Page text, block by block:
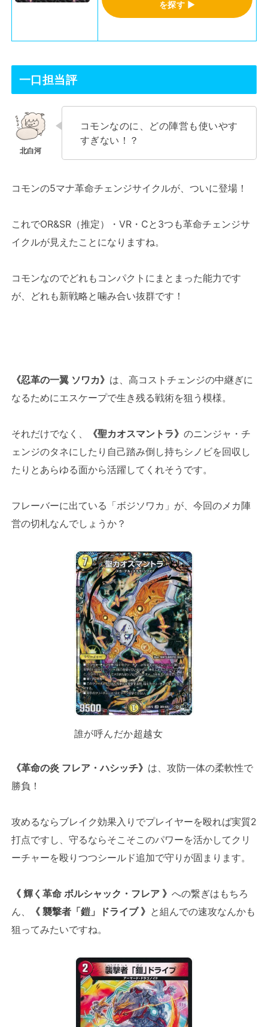
を探す ▶
一口担当評
コモンなのに、どの陣営も使いやす
すぎない！？
コモンの5マナ革命チェンジサイクルが、ついに登場！
これでOR&SR（推定）・VR・Cと3つも革命チェンジサ
イクルが見えたことになりますね。
コモンなのでどれもコンパクトにまとまった能力です
が、どれも新戦略と噛み合い抜群です！
《忍革の一翼 ソワカ》 は、高コストチェンジの中継ぎに
なるためにエスケープで生き残る戦術を狙う模様。
それだけでなく、 《聖カオスマントラ》 のニンジャ・チ
ェンジのタネにしたり自己踏み倒し持ちシノビを回収し
たりとあらゆる面から活躍してくれそうです。
フレーバーに出ている「ボジソワカ」が、今回のメカ陣
営の切札なんでしょうか？
誰が呼んだか超越女
《革命の炎 フレア・ハシッチ》 は、攻防一体の柔軟性で
勝負！
攻めるならブレイク効果入りでプレイヤーを殴れば実質2
打点ですし、守るならそこそこのパワーを活かしてクリ
ーチャーを殴りつつシールド追加で守りが固まります。
《 輝く革命 ボルシャック・フレア 》 への繋ぎはもちろ
ん、
《 襲撃者「鎧」ドライブ 》 と組んでの速攻なんかも
狙ってみたいですね。